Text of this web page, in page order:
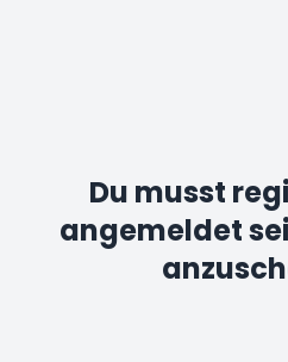
Du musst
angemeldet